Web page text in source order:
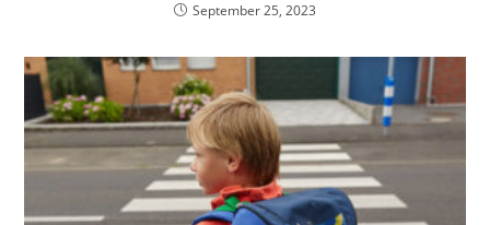
September 25, 2023